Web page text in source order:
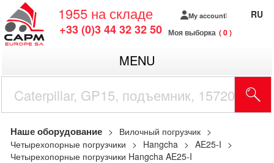
1955 на складе
+33 (0)3 44 32 32 50
My account
Моя выборка 0
RU
MENU
Наше оборудование
Вилочный погрузчик
Четырехопорные погрузчики
Hangcha
AE25-I
Четырехопорные погрузчики Hangcha AE25-I